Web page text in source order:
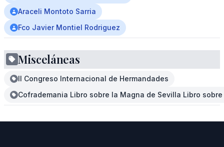
Araceli Montoto Sarria
Fco Javier Montiel Rodriguez
Misceláneas
II Congreso Internacional de Hermandades
Cofrademania Libro sobre la Magna de Sevilla Libro